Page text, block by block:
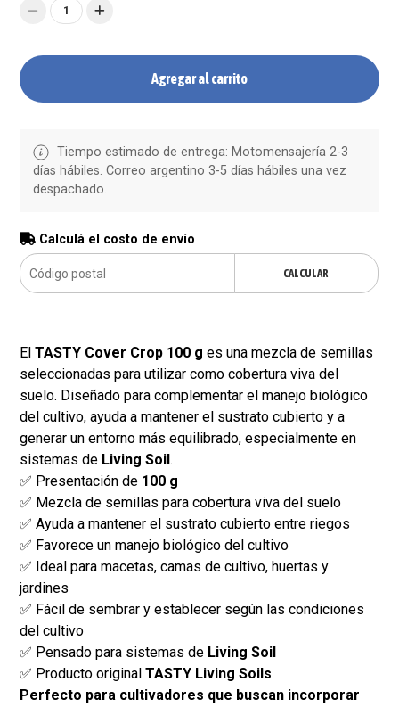
1
Agregar al carrito
Tiempo estimado de entrega: Motomensajería 2-3
días hábiles. Correo argentino 3-5 días hábiles una vez
despachado.
Calculá el costo de envío
CALCULAR
ElTASTY Cover Crop 100 g es una mezcla de semillas
seleccionadas para utilizar como cobertura viva del
suelo. Diseñado para complementar el manejo biológico
del cultivo, ayuda a mantener el sustrato cubierto y a
generar un entorno más equilibrado, especialmente en
sistemas de Living Soil.
✅ Presentación de 100 g
✅ Mezcla de semillas para cobertura viva del suelo
✅ Ayuda a mantener el sustrato cubierto entre riegos
✅ Favorece un manejo biológico del cultivo
✅ Ideal para macetas, camas de cultivo, huertas y
jardines
✅ Fácil de sembrar y establecer según las condiciones
del cultivo
✅ Pensado para sistemas de Living Soil
✅ Producto originalTASTY Living Soils
Perfecto para cultivadores que buscan incorporar